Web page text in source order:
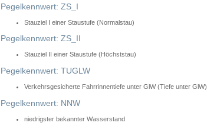
Pegelkennwert: ZS_I
Stauziel I einer Staustufe (Normalstau)
Pegelkennwert: ZS_II
Stauziel II einer Staustufe (Höchststau)
Pegelkennwert: TUGLW
Verkehrsgesicherte Fahrrinnentiefe unter GlW (Tiefe unter GlW)
Pegelkennwert: NNW
niedrigster bekannter Wasserstand